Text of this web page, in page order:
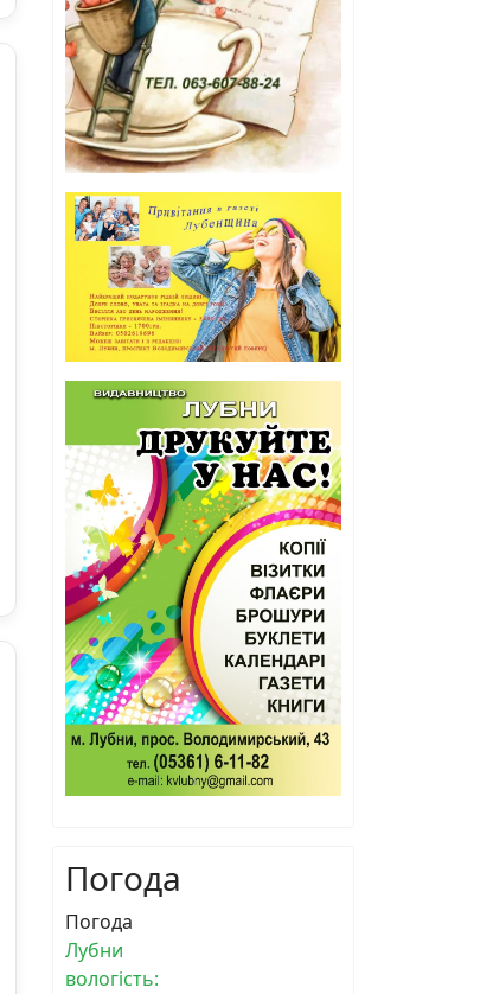
Погода
Погода
Лубни
вологість: